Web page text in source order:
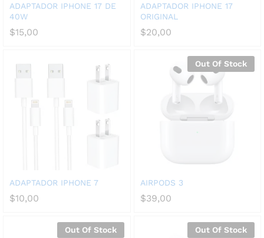
ADAPTADOR IPHONE 17 DE
40W
$15,00
ADAPTADOR IPHONE 17
ORIGINAL
$20,00
ADAPTADOR IPHONE 7
$10,00
Out Of Stock
AIRPODS 3
$39,00
Out Of Stock Out Of Stock